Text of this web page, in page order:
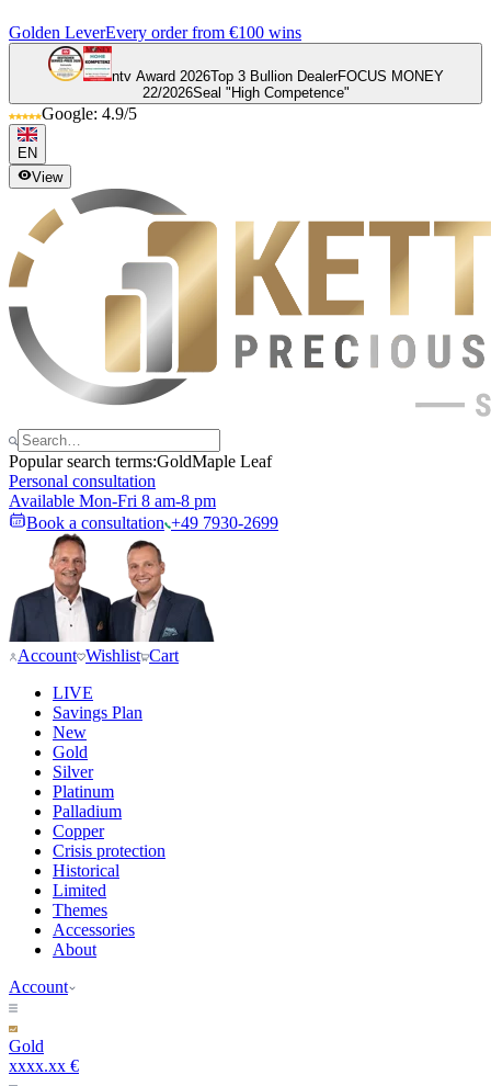
Golden LeverEvery order from €100 wins
ntv Award 2026Top 3 Bullion DealerFOCUS MONEY
22/2026Seal "High Competence"
Google: 4.9/5
EN
View
Popular search terms:GoldMaple Leaf
Personal consultation
Available Mon-Fri 8 am-8 pm
Book a consultation +49 7930-2699
Account Wishlist Cart
LIVE
Savings Plan
New
Gold
Silver
Platinum
Palladium
Copper
Crisis protection
Historical
Limited
Themes
Accessories
About
Account
Gold
xxxx.xx €